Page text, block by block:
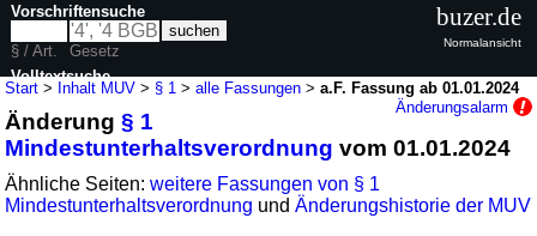
Start > Inhalt MUV > § 1 >alle Fassungen >a.F. Fassung ab 01.01.2024
Änderungsalarm
Änderung§ 1
Mindestunterhaltsverordnung vom 01.01.2024
Ähnliche Seiten:weitere Fassungen von § 1
Mindestunterhaltsverordnung undÄnderungshistorie der MUV
Vorschriftensuche
§ / Art.
Gesetz
Volltextsuche
nur in MUV
buzer.de
Normalansicht